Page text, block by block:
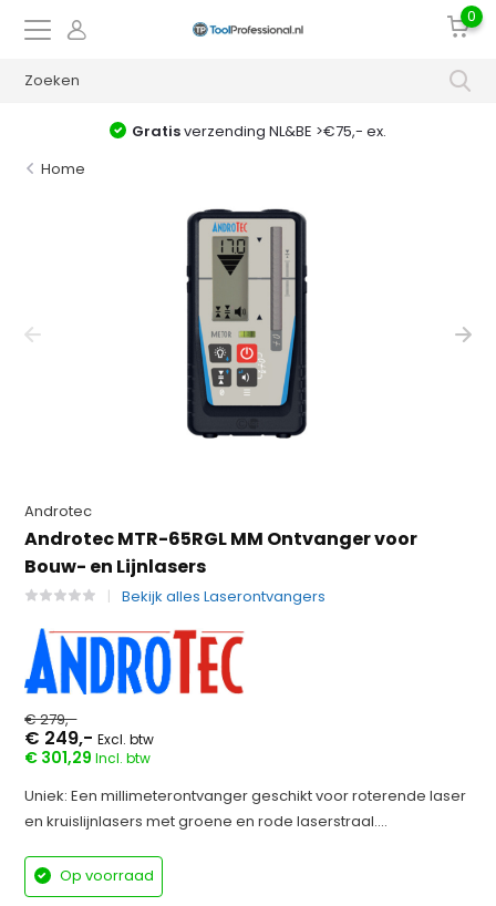
0
Gratisverzending NL&BE >€75,- ex.
Home
Androtec
Androtec MTR-65RGL MM Ontvanger voor
Bouw- en Lijnlasers
Bekijk alles Laserontvangers
€ 279,-
€ 249,-Excl. btw
€ 301,29Incl. btw
Uniek: Een millimeterontvanger geschikt voor roterende laser
en kruislijnlasers met groene en rode laserstraal....
Op voorraad